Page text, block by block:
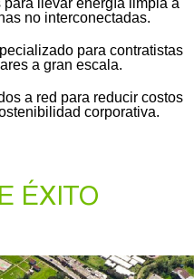
llevar energía limpia a
no interconectadas.
para contratistas
a gran escala.
a red para reducir costos
corporativa.
ÉXITO